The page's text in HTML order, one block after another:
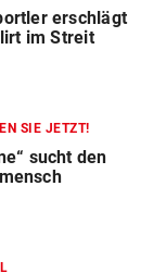
erschlägt
im Streit
SIE JETZT!
sucht den